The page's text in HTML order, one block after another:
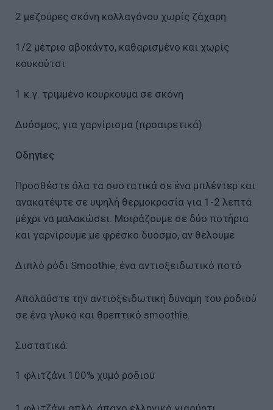
2 μεζούρες σκόνη κολλαγόνου χωρίς ζάχαρη
1/2 μέτριο αβοκάντο, καθαρισμένο και χωρίς
κουκούτσι
1 κ.γ. τριμμένο κουρκουμά σε σκόνη
Δυόσμος, για γαρνίρισμα (προαιρετικά)
Οδηγίες
Προσθέστε όλα τα συστατικά σε ένα μπλέντερ και
ανακατέψτε σε υψηλή θερμοκρασία για 1-2 λεπτά
μέχρι να μαλακώσει. Μοιράζουμε σε δύο ποτήρια
και γαρνίρουμε με φρέσκο δυόσμο, αν θέλουμε
Διπλό ρόδι Smoothie, ένα αντιοξειδωτικό ποτό
Απολαύστε την αντιοξειδωτική δύναμη του ροδιού
σε ένα γλυκό και θρεπτικό smoothie.
Συστατικά:
1 φλιτζάνι 100% χυμό ροδιού